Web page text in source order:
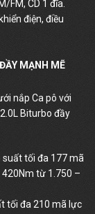
FM, CD 1 đĩa.
điện, điều
MẠNH MẼ
nắp Ca pô với
Biturbo đầy
suất tối đa 177 mã
từ 1.750 –
tối đa 210 mã lực